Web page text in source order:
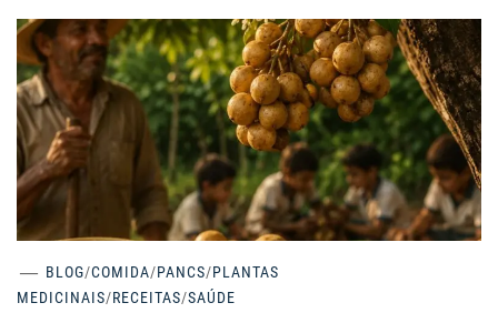
BLOG/COMIDA/PANCS/PLANTAS
MEDICINAIS/RECEITAS/SAÚDE